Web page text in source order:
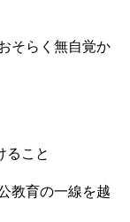
そらく無自覚か
ること
教育の一線を越